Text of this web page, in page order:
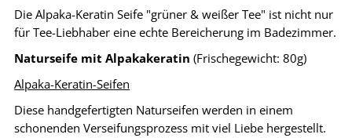
Die Alpaka-Keratin Seife "grüner & weißer Tee" ist nicht nur
für Tee-Liebhaber eine echte Bereicherung im Badezimmer.
Naturseife mit Alpakakeratin(Frischegewicht: 80g)
Alpaka-Keratin-Seifen
Diese handgefertigten Naturseifen werden in einem
schonenden Verseifungsprozess mit viel Liebe hergestellt.